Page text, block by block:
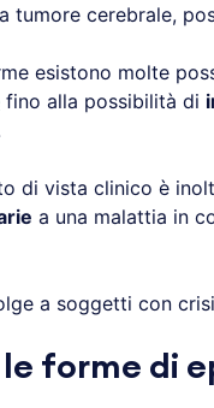
tumore cerebrale,
esistono molte
fino alla possibilità di
di vista clinico è
a una malattia in
a soggetti con
forme di